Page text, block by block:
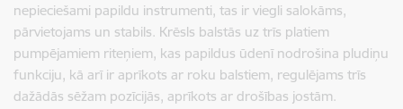
nepieciešami papildu instrumenti, tas ir viegli salokāms,
pārvietojams un stabils. Krēsls balstās uz trīs platiem
pumpējamiem riteņiem, kas papildus ūdenī nodrošina pludiņu
funkciju, kā arī ir aprīkots ar roku balstiem, regulējams trīs
dažādās sēžam pozīcijās, aprīkots ar drošības jostām.